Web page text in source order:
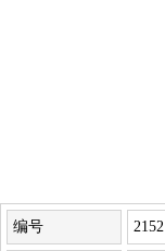
编号 2152